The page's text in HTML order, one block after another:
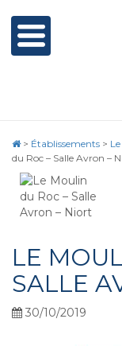
> Établissements >
du Roc – Salle Avron –
LE
SALLE
30/10/2019